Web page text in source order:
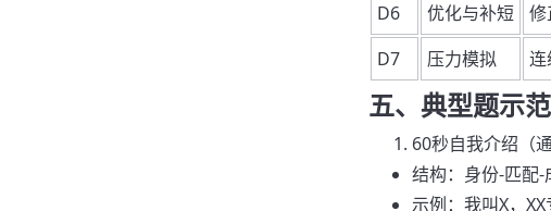
D6
优化与补短
修
D7
压力模拟 连
五、典型题示
60秒自我介绍（
结构：身份-匹配-
示例：我叫X，